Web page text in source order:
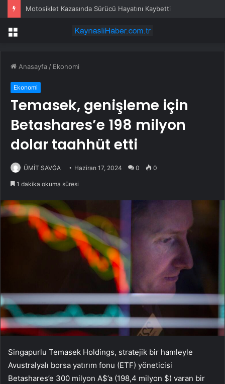
Motosiklet Kazasında Sürücü Hayatını Kaybetti
Menü
Anasayfa / Ekonomi
Ekonomi
Temasek, genişleme için
Betashares’e 198 milyon
dolar taahhüt etti
ÜMİT SAVĞA Haziran 17, 2024 0 0
1 dakika okuma süresi
Singapurlu Temasek Holdings, stratejik bir hamleyle
Avustralyalı borsa yatırım fonu (ETF) yöneticisi
Betashares’e 300 milyon A$’a (198,4 milyon $) varan bir